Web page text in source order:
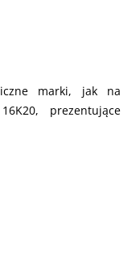
marki, jak na
prezentujące